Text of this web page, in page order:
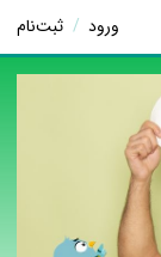
ورود / ثبت‌نام